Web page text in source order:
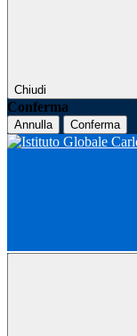
Chiudi
Conferma
Annulla Conferma